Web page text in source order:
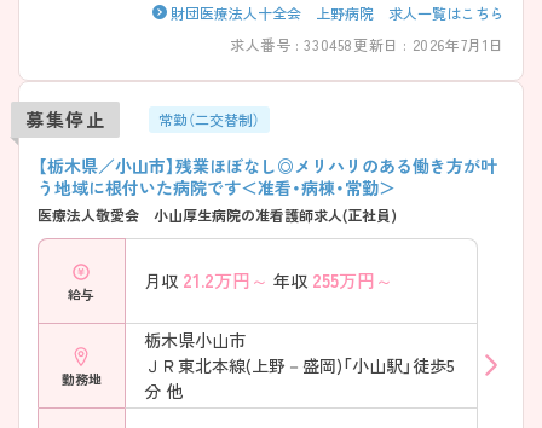
財団医療法人十全会 上野病院 求人一覧はこちら
求人番号 : 330458更新日 : 2026年7月1日
募集停止 常勤（二交替制）
【栃木県／小山市】残業ほぼなし◎メリハリのある働き方が叶
う地域に根付いた病院です＜准看・病棟・常勤＞
医療法人敬愛会 小山厚生病院の准看護師求人(正社員)
給与
月収 21.2万円～ 年収 255万円～
勤務地
栃木県小山市
ＪＲ東北本線(上野－盛岡)「小山駅」徒歩5
分 他